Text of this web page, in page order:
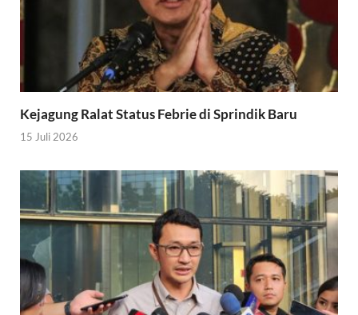
Kejagung Ralat Status Febrie di Sprindik Baru
15 Juli 2026